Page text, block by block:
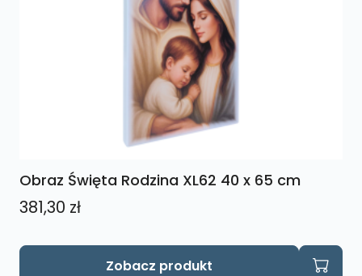
Obraz Święta Rodzina XL62 40 x 65 cm
381,30 zł
Zobacz produkt